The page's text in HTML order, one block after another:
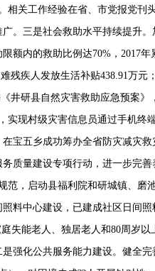
相关工作经验在省、市党报党刊
。三是社会救助水平持续提升
额内的救助比例达70%， 2017年
残疾人发放生活补贴438.91万元
井研县自然灾害救助应急预案》 ，
实现村级灾害信息员通过手机终
宝五乡成功筹办全省防灾减灾救
质量建设专项行动，进一步完
范，启动县福利院和研城镇、磨
料中心建设， 已建成社区日间照
失能老人、独居老人和80周岁以
强化公共服务能力建设。健全完